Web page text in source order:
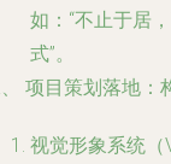
如：“不止于居
式”。
项目策划落地：
视觉形象系统（